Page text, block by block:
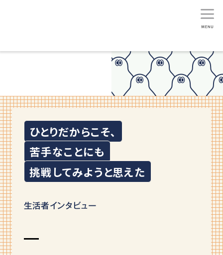
ひとりだからこそ､
苦手なことにも
挑戦してみようと思えた
生活者インタビュー